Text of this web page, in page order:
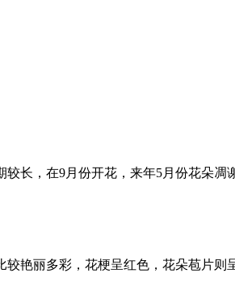
长，在9月份开花，来年5月份花朵凋
艳丽多彩，花梗呈红色，花朵苞片则